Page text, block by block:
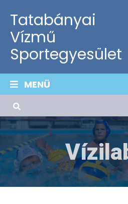
Tatabányai
Vízmű
Sportegyesület
MENÜ